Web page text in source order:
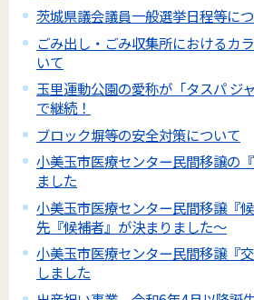
茨城県議会議員一般選挙日程等に
ごみ出し・ごみ収集所におけるカ
いて
玉里運動公園の愛称が「タスパ ジ
で継続！
ブロック塀等の安全対策について
小美玉市医療センター民間移譲の
ました
小美玉市医療センター民間移譲『
先『候補者』が決まりました～
小美玉市医療センター民間移譲『
しました